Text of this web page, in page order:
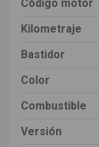
Código motor
Kilometraje
Bastidor
Color
Combustible
Versión